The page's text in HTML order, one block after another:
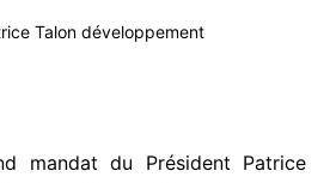
mandat du Président Patrice